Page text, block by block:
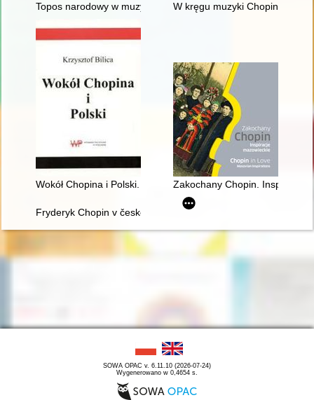
Topos narodowy w muzyce polskiej pierwszej połowy XIX
W kręgu muzyki Chopina.
Wokół Chopina i Polski. Siedem szkicówZakochany Chopin. Inspiracje
Fryderyk Chopin v české literatuóe
SOWA OPAC v. 6.11.10 (2026-07-24)
Wygenerowano w 0,4654 s.